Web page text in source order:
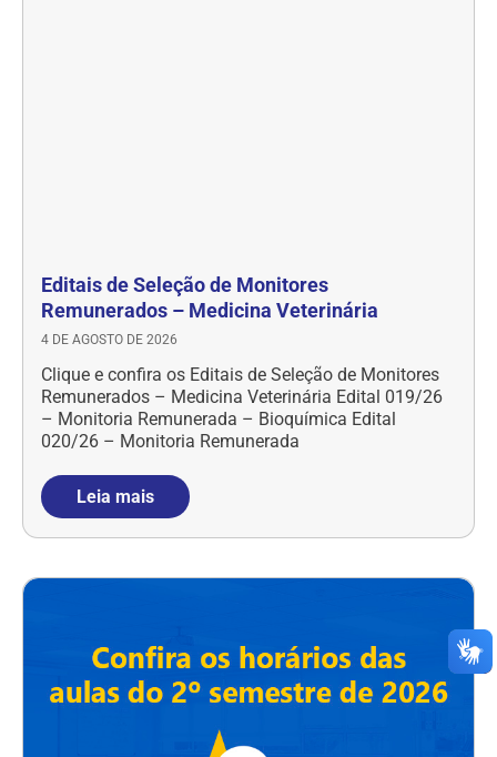
Editais de Seleção de Monitores
Remunerados – Medicina Veterinária
4 DE AGOSTO DE 2026
Clique e confira os Editais de Seleção de Monitores
Remunerados – Medicina Veterinária Edital 019/26
– Monitoria Remunerada – Bioquímica Edital
020/26 – Monitoria Remunerada
Leia mais